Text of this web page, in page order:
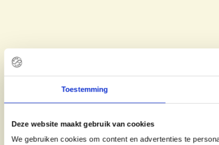
Toestemming
Deze website maakt gebruik van cookies
We gebruiken cookies om content en advertenties te